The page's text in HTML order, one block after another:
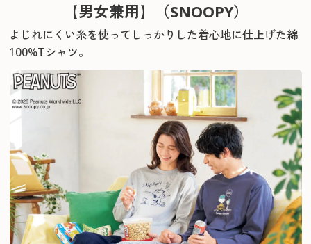
【男女兼用】（SNOOPY）
よじれにくい糸を使ってしっかりした着心地に仕上げた綿
100%Tシャツ。